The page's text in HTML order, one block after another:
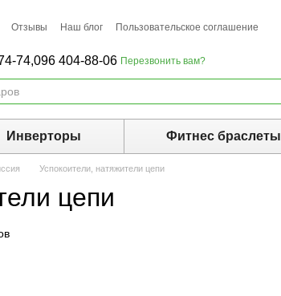
Отзывы Наш блог Пользовательское соглашение
74,096 404-88-06 Перезвонить вам?
Инверторы Фитнес браслеты
Успокоители, натяжители цепи
цепи